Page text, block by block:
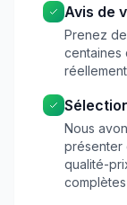
Avis de
Prenez
centaines
Nous
présenter
qualité-
complètes